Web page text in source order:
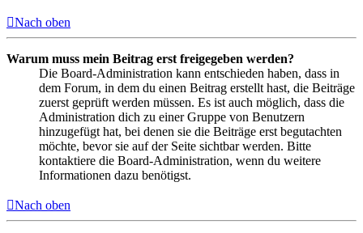
Nach oben
Warum muss mein Beitrag erst freigegeben werden?
Die Board-Administration kann entschieden haben, dass in
dem Forum, in dem du einen Beitrag erstellt hast, die Beiträge
zuerst geprüft werden müssen. Es ist auch möglich, dass die
Administration dich zu einer Gruppe von Benutzern
hinzugefügt hat, bei denen sie die Beiträge erst begutachten
möchte, bevor sie auf der Seite sichtbar werden. Bitte
kontaktiere die Board-Administration, wenn du weitere
Informationen dazu benötigst.
Nach oben